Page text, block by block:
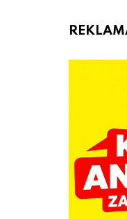
jeden cel